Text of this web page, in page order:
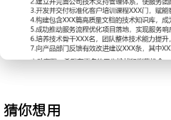
与处理时限；监控全国服务团队
共性难点；通过流程优化与工具
3.客户培训与赋能：针对客户技
与考核标准；主导开展线上及现
4.知识库体系建设：主导搭建并维
猜你想用